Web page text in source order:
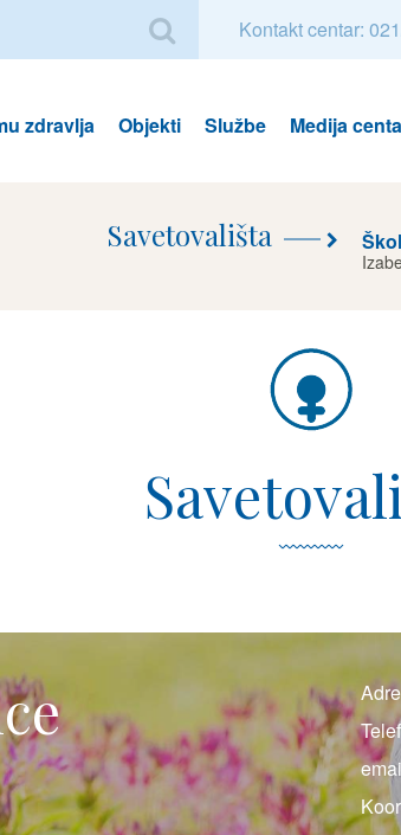
Kontakt centar:
zdravlja Objekti Službe Medija
Savetovališta